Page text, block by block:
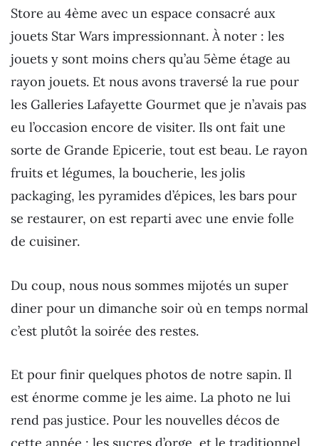
Store au 4ème avec un espace consacré aux
jouets Star Wars impressionnant. À noter : les
jouets y sont moins chers qu’au 5ème étage au
rayon jouets. Et nous avons traversé la rue pour
les Galleries Lafayette Gourmet que je n’avais pas
eu l’occasion encore de visiter. Ils ont fait une
sorte de Grande Epicerie, tout est beau. Le rayon
fruits et légumes, la boucherie, les jolis
packaging, les pyramides d’épices, les bars pour
se restaurer, on est reparti avec une envie folle
de cuisiner.
Du coup, nous nous sommes mijotés un super
diner pour un dimanche soir où en temps normal
c’est plutôt la soirée des restes.
Et pour finir quelques photos de notre sapin. Il
est énorme comme je les aime. La photo ne lui
rend pas justice. Pour les nouvelles décos de